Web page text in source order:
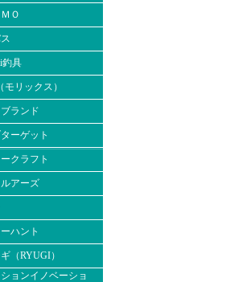
Ｏ
ス
釣具
モリックス）
ブランド
ーゲット
クラフト
ルアーズ
ハント
（RYUGI）
ションイノベーショ